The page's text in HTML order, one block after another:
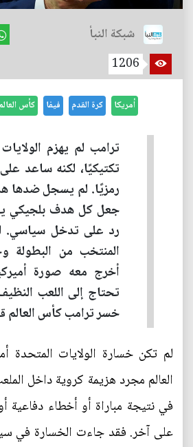
شبكة النبأ
1206
أمريكا كرة القدم فيفا كأس
ترامب لم يهزم
تكتيكيًا، لكنه ساعد
رمزيًا. لم يسجل ضدها
جعل كل هدف بلجيكي
رد على تدخل سياسي.
المنتخب من البطولة
أخرج معه صورة
تحتاج إلى اللعب
خسر ترامب كأس العالم
لم تكن خسارة الولايات المتحدة
العالم مجرد هزيمة كروية داخل
في نتيجة مباراة أو أخطاء
على آخر. فقد جاءت الخسارة في